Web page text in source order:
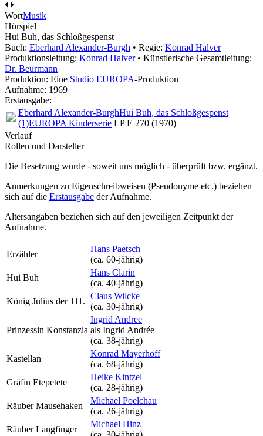
WortMusik
Hörspiel
Hui Buh, das Schloßgespenst
Buch: Eberhard Alexander-Burgh • Regie: Konrad Halver
Produktionsleitung: Konrad Halver• Künstlerische Gesamtleitung:
Dr. Beurmann
Produktion: Eine Studio EUROPA-Produktion
Aufnahme: 1969
Erstausgabe:
Eberhard Alexander-BurghHui Buh, das Schloßgespenst
(1)EUROPA Kinderserie LP E 270 (1970)
Verlauf
Rollen und Darsteller
Die Besetzung wurde - soweit uns möglich - überprüft bzw. ergänzt.
Anmerkungen zu Eigenschreibweisen (Pseudonyme etc.) beziehen
sich auf die Erstausgabe der Aufnahme.
Altersangaben beziehen sich auf den jeweiligen Zeitpunkt der
Aufnahme.
Erzähler
Hans Paetsch
(ca. 60‑jährig)
Hui Buh
Hans Clarin
(ca. 40‑jährig)
König Julius der 111.
Claus Wilcke
(ca. 30‑jährig)
Prinzessin Konstanzia
Ingrid Andree
als Ingrid Andrée
(ca. 38‑jährig)
Kastellan
Konrad Mayerhoff
(ca. 68‑jährig)
Gräfin Etepetete
Heike Kintzel
(ca. 28‑jährig)
Räuber Mausehaken
Michael Poelchau
(ca. 26‑jährig)
Räuber Langfinger
Michael Hinz